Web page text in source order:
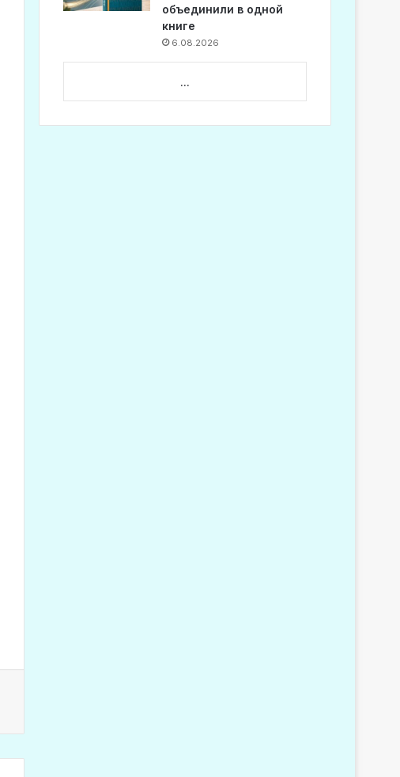
объединили в одной
книге
6.08.2026
...